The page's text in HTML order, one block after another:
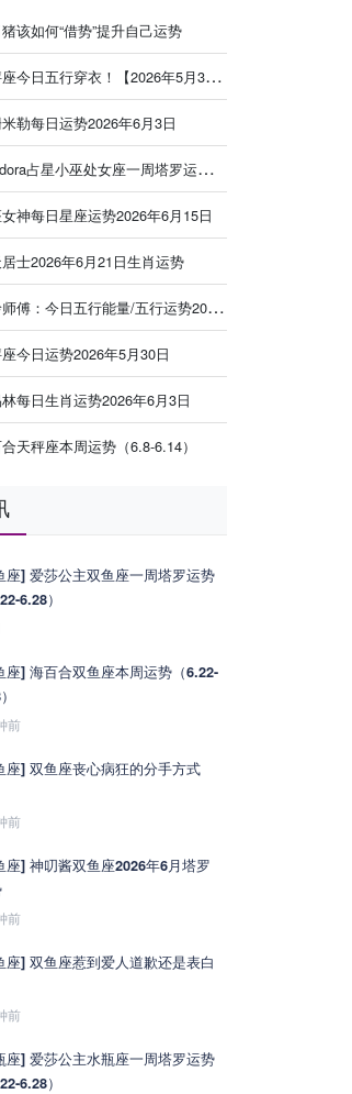
该如何“借势”提升自己运势
今日五行穿衣！【2026年5月30日】
勒每日运势2026年6月3日
占星小巫处女座一周塔罗运势（6.8-6.14）
神每日星座运势2026年6月15日
士2026年6月21日生肖运势
傅：今日五行能量/五行运势2026年5月25日
今日运势2026年5月30日
每日生肖运势2026年6月3日
天秤座本周运势（6.8-6.14）
座] 爱莎公主双鱼座一周塔罗运势
6.28）
座] 海百合双鱼座本周运势（6.22-
前
座] 双鱼座丧心病狂的分手方式
前
座] 神叨酱双鱼座2026年6月塔罗
前
座] 双鱼座惹到爱人道歉还是表白
前
座] 爱莎公主水瓶座一周塔罗运势
6.28）